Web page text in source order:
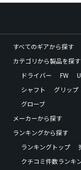
すべてのギアから探す
カテゴリから製品を探す
ドライバー
FW
シャフト
グリップ
グローブ
メーカーから探す
ランキングから探す
ランキングトップ
クチコミ件数ランキ